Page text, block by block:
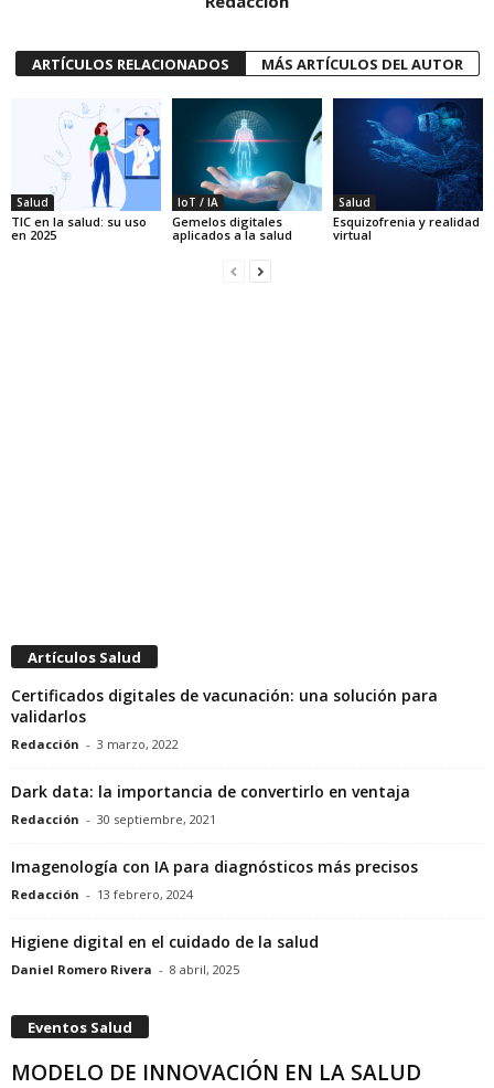
ARTÍCULOS RELACIONADOS MÁS ARTÍCULOS DEL AUTOR
Salud
TIC en la salud: su uso
en 2025
IoT / IA
Gemelos digitales
aplicados a la salud
Salud
Esquizofrenia y realidad
virtual
Artículos Salud
Certificados digitales de vacunación: una solución para
validarlos
Redacción - 3 marzo, 2022
Dark data: la importancia de convertirlo en ventaja
Redacción - 30 septiembre, 2021
Imagenología con IA para diagnósticos más precisos
Redacción - 13 febrero, 2024
Higiene digital en el cuidado de la salud
Daniel Romero Rivera - 8 abril, 2025
Eventos Salud
MODELO DE INNOVACIÓN EN LA SALUD